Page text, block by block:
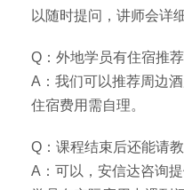
以随时提问，讲师会详
Q：外地学员有住宿推荐
A：我们可以推荐周边
住宿费用需自理。
Q：课程结束后还能请
A：可以，安信达咨询